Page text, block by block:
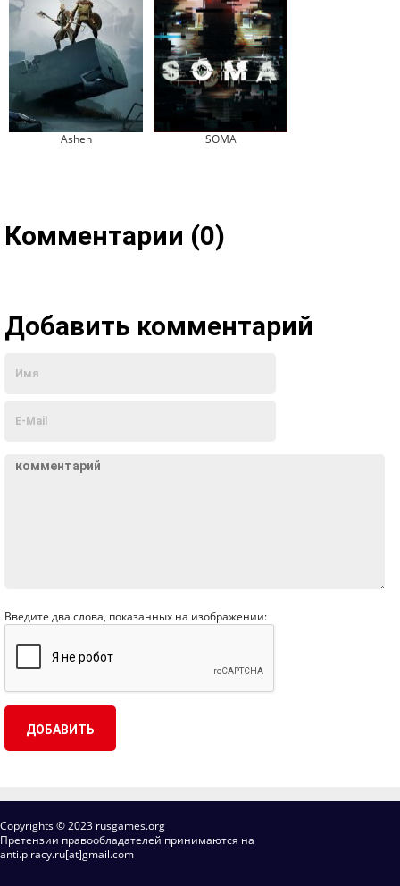
Ashen SOMA
Комментарии (0)
Добавить комментарий
Введите два слова, показанных на изображении:
Copyrights © 2023 rusgames.org
Претензии правообладателей принимаются на
anti.piracy.ru[at]gmail.com